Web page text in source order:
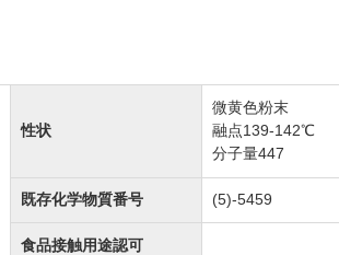
性状
微黄色粉末
融点139-142℃
分子量447
既存化学物質番号 (5)-5459
食品接触用途認可